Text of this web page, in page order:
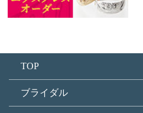
TOP
ブライダル